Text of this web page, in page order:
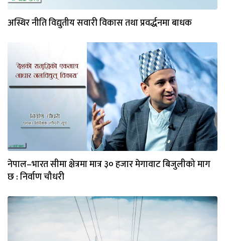
अस्थिर नीति विद्युतीय सवारी विकास तथा प्रवर्द्धनमा बाधक
नेपाल–भारत सीमा क्षेत्रमा मात्र ३० हजार मेगावाट बिजुलीको माग
छ : निर्वाण चौधरी